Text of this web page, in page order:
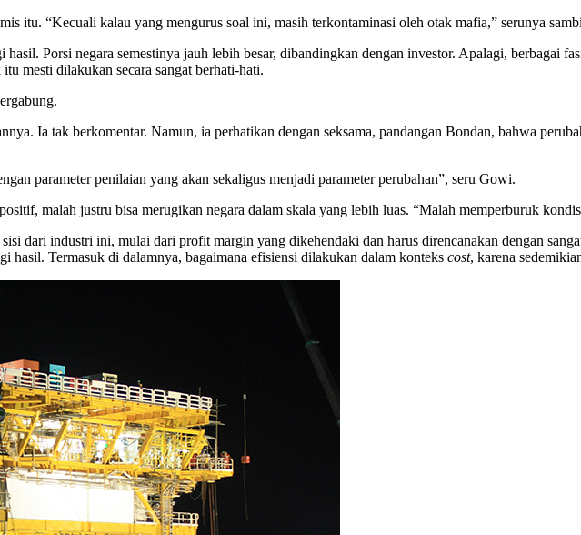
itu. “Kecuali kalau yang mengurus soal ini, masih terkontaminasi oleh otak mafia,” serunya
Porsi negara semestinya jauh lebih besar, dibandingkan dengan investor. Apalagi, berbagai
mesti dilakukan secara sangat berhati-hati.
Ia tak berkomentar. Namun, ia perhatikan dengan seksama, pandangan Bondan, bahwa
parameter penilaian yang akan sekaligus menjadi parameter perubahan”, seru Gowi.
malah justru bisa merugikan negara dalam skala yang lebih luas. “Malah memperburuk
dari industri ini, mulai dari profit margin yang dikehendaki dan harus direncanakan dengan
hasil. Termasuk di dalamnya, bagaimana efisiensi dilakukan dalam konteks cost, karena